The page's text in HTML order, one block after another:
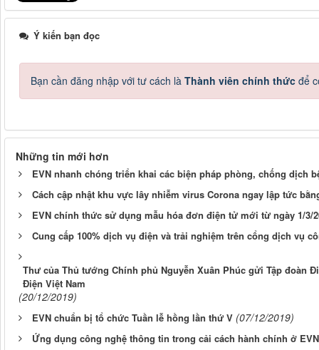
Ý kiến bạn đọc
Bạn cần đăng nhập với tư cách là Thành viên chính thức để
Những tin mới hơn
EVN nhanh chóng triển khai các biện pháp phòng, chống dịch
Cách cập nhật khu vực lây nhiễm virus Corona ngay lập tức
EVN chính thức sử dụng mẫu hóa đơn điện tử mới từ ngày 1/3/
Cung cấp 100% dịch vụ điện và trải nghiệm trên cổng dịch vụ
Thư của Thủ tướng Chính phủ Nguyễn Xuân Phúc gửi Tập đoàn
Điện Việt Nam
(20/12/2019)
EVN chuẩn bị tổ chức Tuần lễ hồng lần thứ V (07/12/2019)
Ứng dụng công nghệ thông tin trong cải cách hành chính ở EVN